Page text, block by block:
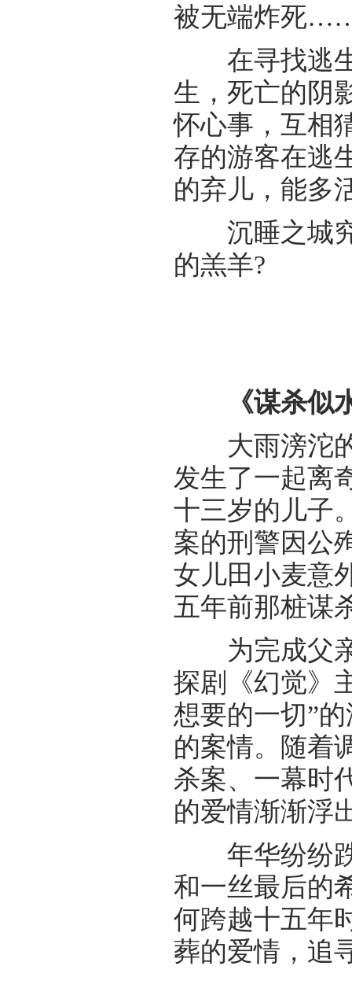
被无端炸死
在寻找逃生
生，死亡的阴
怀心事，互相
存的游客在逃
的弃儿，能多
沉睡之城究
的羔羊?
《谋杀似
大雨滂沱的
发生了一起离
十三岁的儿子
案的刑警因公
女儿田小麦意
五年前那桩谋
为完成父亲
探剧《幻觉》
想要的一切”
的案情。随着
杀案、一幕时
的爱情渐渐浮
年华纷纷跌
和一丝最后的
何跨越十五年
葬的爱情，追